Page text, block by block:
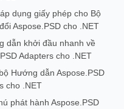
dụng giấy phép cho Bộ
Aspose.PSD cho .NET
dẫn khởi đầu nhanh về
Adapters cho .NET
Hướng dẫn Aspose.PSD
cho .NET
phát hành Aspose.PSD